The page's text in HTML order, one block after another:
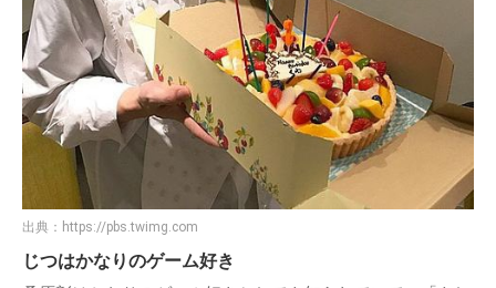
出典： https://pbs.twimg.com
じつはかなりのゲーム好き